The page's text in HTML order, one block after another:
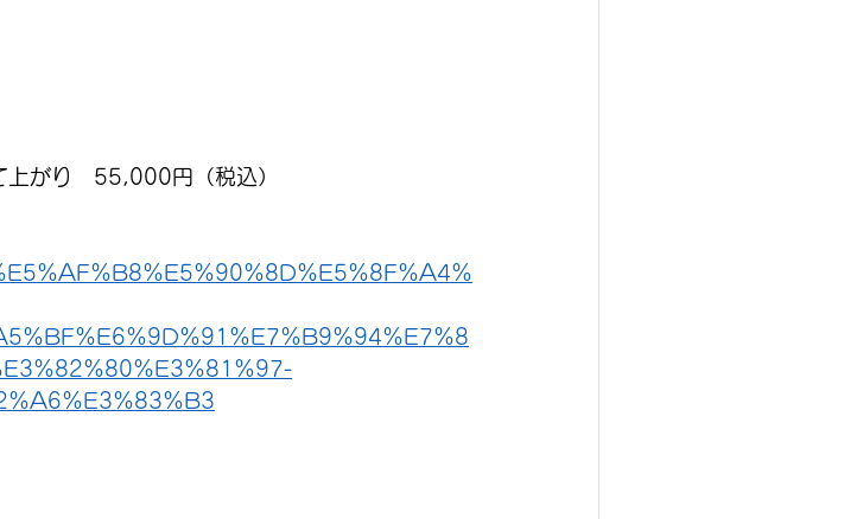
上がり　55,000円（税込）